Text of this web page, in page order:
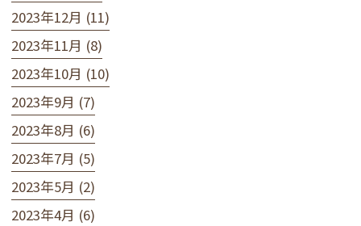
2023年12月 (11)
2023年11月 (8)
2023年10月 (10)
2023年9月 (7)
2023年8月 (6)
2023年7月 (5)
2023年5月 (2)
2023年4月 (6)